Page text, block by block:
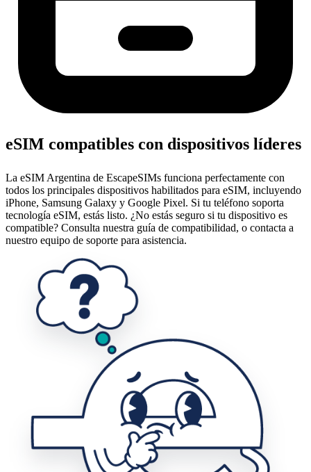
eSIM compatibles con dispositivos líderes
La eSIM Argentina de EscapeSIMs funciona perfectamente con
todos los principales dispositivos habilitados para eSIM, incluyendo
iPhone, Samsung Galaxy y Google Pixel. Si tu teléfono soporta
tecnología eSIM, estás listo. ¿No estás seguro si tu dispositivo es
compatible? Consulta nuestra guía de compatibilidad, o contacta a
nuestro equipo de soporte para asistencia.